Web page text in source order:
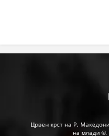
Црвен крст на Р.
на млади ©.